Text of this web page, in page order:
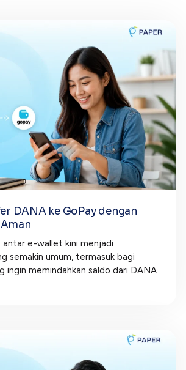
DANA ke GoPay dengan
antar e-wallet kini menjadi
semakin umum, termasuk bagi
ingin memindahkan saldo dari DANA